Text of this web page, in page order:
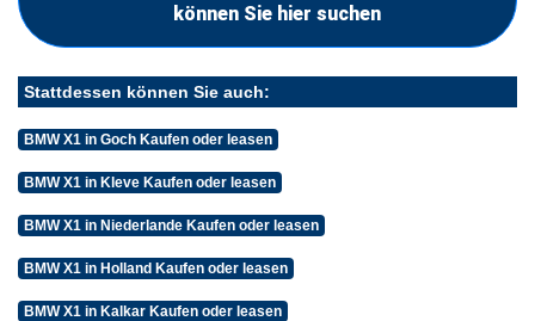
können Sie hier suchen
Stattdessen können Sie auch:
BMW X1 in Goch Kaufen oder leasen
BMW X1 in Kleve Kaufen oder leasen
BMW X1 in Niederlande Kaufen oder leasen
BMW X1 in Holland Kaufen oder leasen
BMW X1 in Kalkar Kaufen oder leasen